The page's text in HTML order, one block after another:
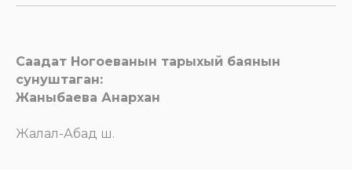
Саадат Ногоеванын тарыхый баянын
сунуштаган:
Жаныбаева Анархан
Жалал-Абад ш.